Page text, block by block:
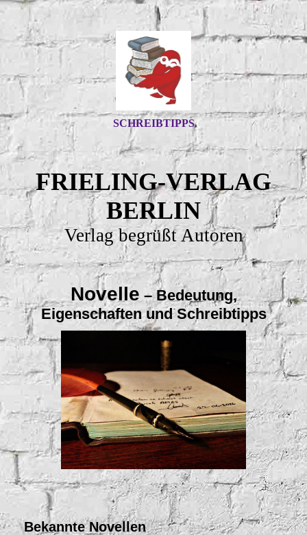
SCHREIBTIPPS
FRIELING-VERLAG
BERLIN
Verlag begrüßt Autoren
Novelle – Bedeutung,
Eigenschaften und Schreibtipps
Bekannte Novellen